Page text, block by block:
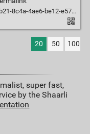
be12-e574ef21448b/ocypus
20 50 100
super fast,
by the Shaarli